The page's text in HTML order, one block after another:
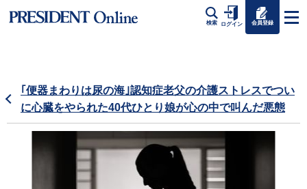
検索 ログイン 会員登録
｢便器まわりは尿の海｣認知症老父の介護ストレスでつい
に心臓をやられた40代ひとり娘が心の中で叫んだ悪態